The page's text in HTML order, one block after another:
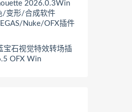
2026.0.3Win
/变形/合成软件
Nuke/OFX插件
宝石视觉特效转场插
OFX Win